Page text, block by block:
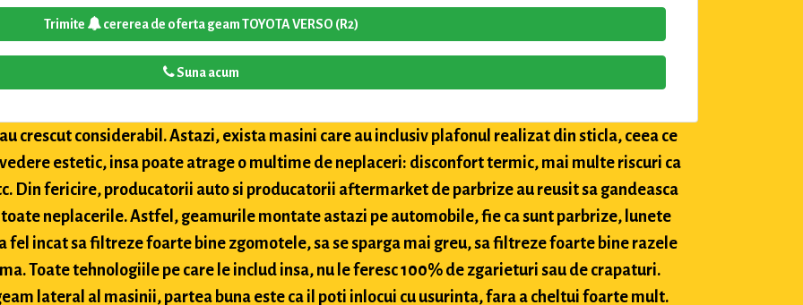
Trimite cererea de oferta geam TOYOTA VERSO (R2)
Suna acum
crescut considerabil. Astazi, exista masini care au inclusiv plafonul realizat din sticla, ceea ce
estetic, insa poate atrage o multime de neplaceri: disconfort termic, mai multe riscuri ca
Din fericire, producatorii auto si producatorii aftermarket de parbrize au reusit sa gandeasca
neplacerile. Astfel, geamurile montate astazi pe automobile, fie ca sunt parbrize, lunete
fel incat sa filtreze foarte bine zgomotele, sa se sparga mai greu, sa filtreze foarte bine razele
Toate tehnologiile pe care le includ insa, nu le feresc 100% de zgarieturi sau de crapaturi.
lateral al masinii, partea buna este ca il poti inlocui cu usurinta, fara a cheltui foarte mult.